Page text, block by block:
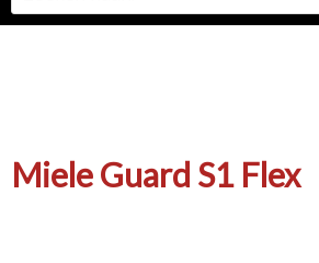
Miele Guard S1 Flex